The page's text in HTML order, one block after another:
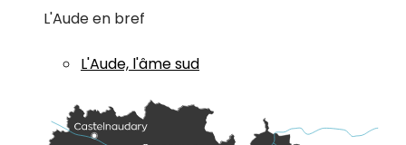
L'Aude en bref
L'Aude, l'âme sud